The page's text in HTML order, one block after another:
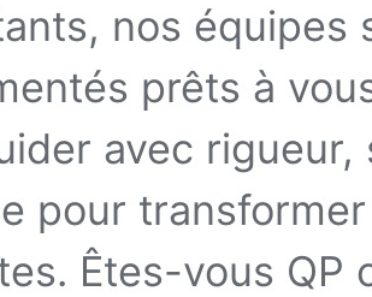
nos équipes
prêts à
avec
pour
Êtes-vous